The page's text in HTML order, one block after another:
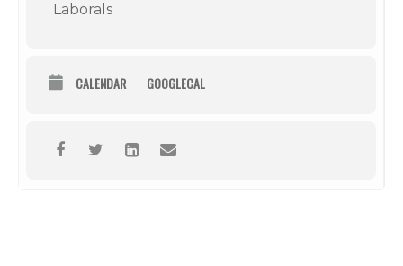
Laborals
CALENDAR GOOGLECAL